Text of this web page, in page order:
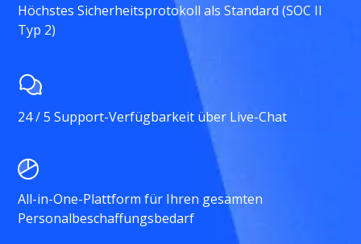
Höchstes Sicherheitsprotokoll als Standard (SOC II
Typ 2)
24 / 5 Support-Verfügbarkeit über Live-Chat
All-in-One-Plattform für Ihren gesamten
Personalbeschaffungsbedarf